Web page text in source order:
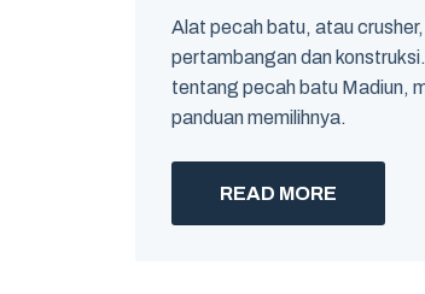
Alat pecah batu, atau
pertambangan dan
tentang pecah batu Madiun,
panduan memilihnya.
READ MORE